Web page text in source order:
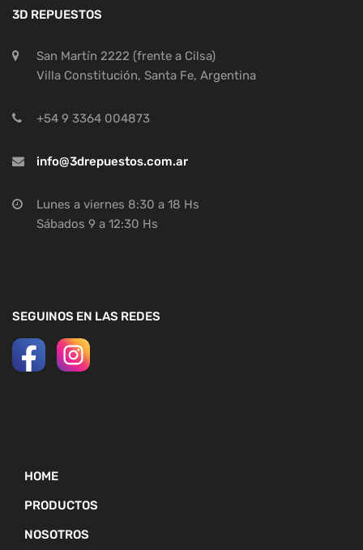
3D REPUESTOS
San Martín 2222 (frente a Cilsa)
Villa Constitución, Santa Fe, Argentina
+54 9 3364 004873
info@3drepuestos.com.ar
Lunes a viernes 8:30 a 18 Hs
Sábados 9 a 12:30 Hs
SEGUINOS EN LAS REDES
HOME
PRODUCTOS
NOSOTROS